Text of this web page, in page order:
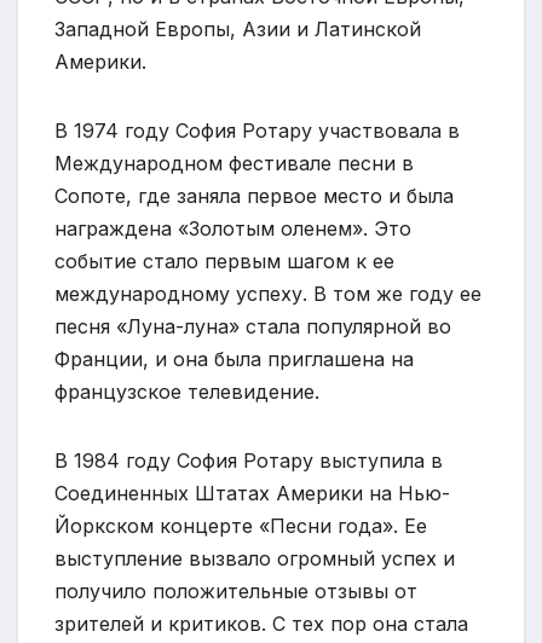
Западной Европы, Азии и Латинской
Америки.
В 1974 году София Ротару участвовала в
Международном фестивале песни в
Сопоте, где заняла первое место и была
награждена «Золотым оленем». Это
событие стало первым шагом к ее
международному успеху. В том же году ее
песня «Луна-луна» стала популярной во
Франции, и она была приглашена на
французское телевидение.
В 1984 году София Ротару выступила в
Соединенных Штатах Америки на Нью-
Йоркском концерте «Песни года». Ее
выступление вызвало огромный успех и
получило положительные отзывы от
зрителей и критиков. С тех пор она стала